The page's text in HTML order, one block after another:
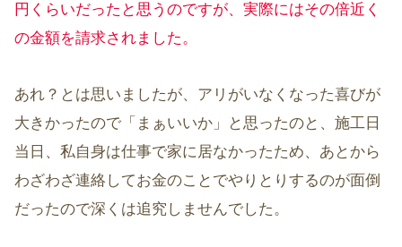
円くらいだったと思うのですが、実際にはその倍近く
の金額を請求されました。
あれ？とは思いましたが、アリがいなくなった喜びが
大きかったので「まぁいいか」と思ったのと、施工日
当日、私自身は仕事で家に居なかったため、あとから
わざわざ連絡してお金のことでやりとりするのが面倒
だったので深くは追究しませんでした。